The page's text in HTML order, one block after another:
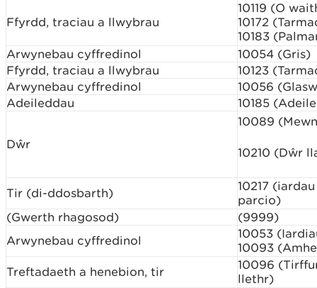
Ffyrdd, traciau a llwybrau
10119 (O
10172
10183
Arwynebau cyffredinol
10054 (Gris)
Ffyrdd, traciau a llwybrau
10123
Arwynebau cyffredinol
10056
Adeileddau
10185
Dŵr
10089
10210 (Dŵr
Tir (di-ddosbarth)
10217
parcio)
(Gwerth rhagosod)
(9999)
Arwynebau cyffredinol
10053
10093
Treftadaeth a henebion, tir
10096
llethr)